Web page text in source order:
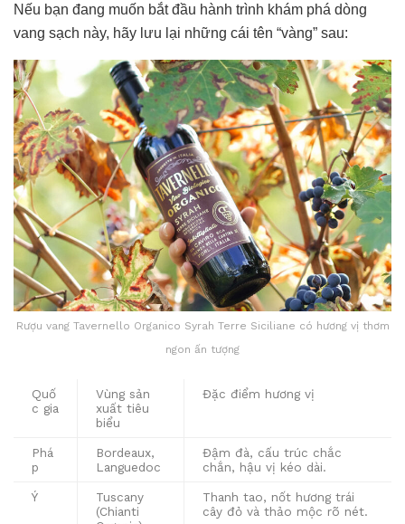
Nếu bạn đang muốn bắt đầu hành trình khám phá dòng
vang sạch này, hãy lưu lại những cái tên “vàng” sau:
Rượu vang Tavernello Organico Syrah Terre Siciliane có hương vị thơm
ngon ấn tượng
Quố
c gia
Vùng sản
xuất tiêu
biểu
Đặc điểm hương vị
Phá
p
Bordeaux,
Languedoc
Đậm đà, cấu trúc chắc
chắn, hậu vị kéo dài.
Ý
Tuscany
(Chianti
Thanh tao, nốt hương trái
cây đỏ và thảo mộc rõ nét.